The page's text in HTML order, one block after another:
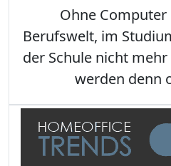
Ohne
Berufswelt, im
der Schule nicht
werden denn